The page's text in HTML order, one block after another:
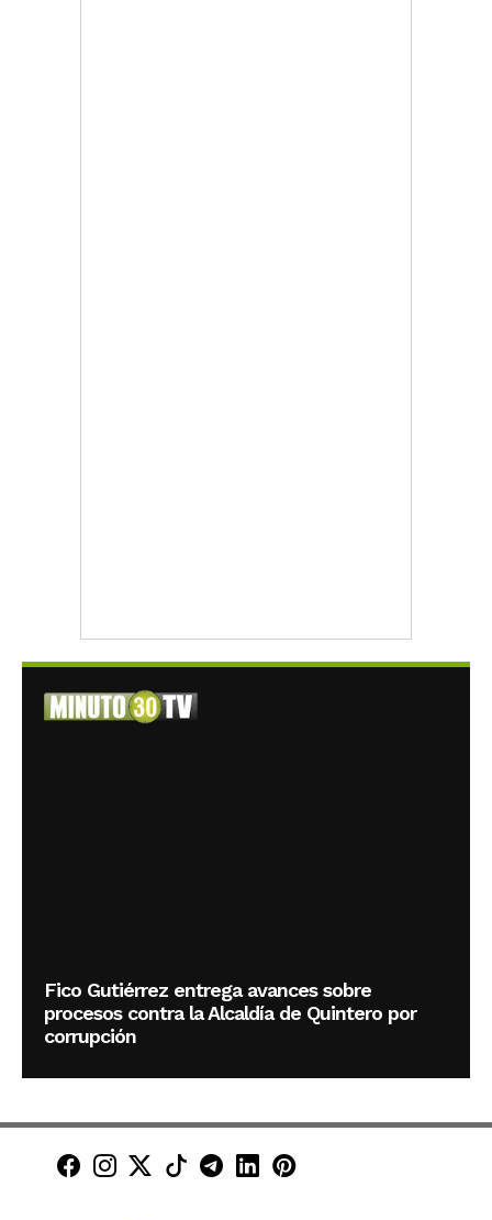
Fico Gutiérrez entrega avances sobre
procesos contra la Alcaldía de Quintero por
corrupción
Minuto30 en Facebook
Minuto30 en Instagram
Minuto30 en X (Twitter)
Minuto30 en TikTok
Canal de Minuto30 en
Minuto30 en LinkedIn
Minuto30 en